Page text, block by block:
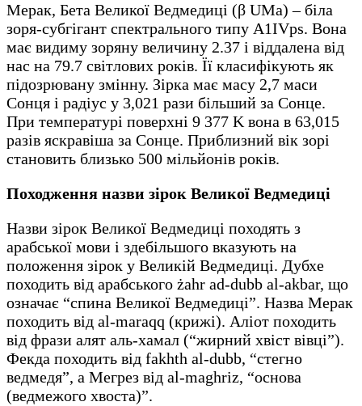
Мерак, Бета Великої Ведмедиці (β UMa) – біла
зоря-субгігант спектрального типу A1IVps. Вона
має видиму зоряну величину 2.37 і віддалена від
нас на 79.7 світлових років. Її класифікують як
підозрювану змінну. Зірка має масу 2,7 маси
Сонця і радіус у 3,021 рази більший за Сонце.
При температурі поверхні 9 377 K вона в 63,015
разів яскравіша за Сонце. Приблизний вік зорі
становить близько 500 мільйонів років.
Походження назви зірок Великої Ведмедиці
Назви зірок Великої Ведмедиці походять з
арабської мови і здебільшого вказують на
положення зірок у Великій Ведмедиці. Дубхе
походить від арабського żahr ad-dubb al-akbar, що
означає “спина Великої Ведмедиці”. Назва Мерак
походить від al-maraqq (крижі). Аліот походить
від фрази алят аль-хамал (“жирний хвіст вівці”).
Фекда походить від fakhth al-dubb, “стегно
ведмедя”, а Мегрез від al-maghriz, “основа
(ведмежого хвоста)”.